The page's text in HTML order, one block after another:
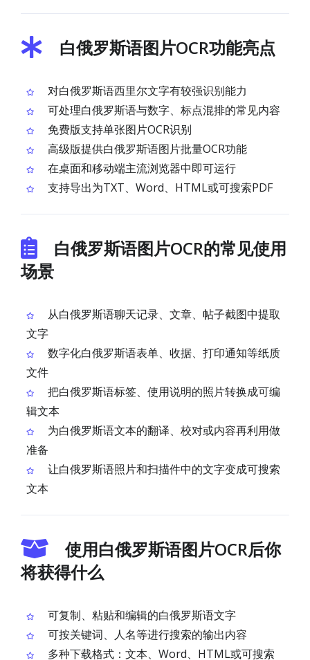
白俄罗斯语图片OCR功能亮点
对白俄罗斯语西里尔文字有较强识别能力
可处理白俄罗斯语与数字、标点混排的常见内容
免费版支持单张图片OCR识别
高级版提供白俄罗斯语图片批量OCR功能
在桌面和移动端主流浏览器中即可运行
支持导出为TXT、Word、HTML或可搜索PDF
白俄罗斯语图片OCR的常见使用
场景
从白俄罗斯语聊天记录、文章、帖子截图中提取
文字
数字化白俄罗斯语表单、收据、打印通知等纸质
文件
把白俄罗斯语标签、使用说明的照片转换成可编
辑文本
为白俄罗斯语文本的翻译、校对或内容再利用做
准备
让白俄罗斯语照片和扫描件中的文字变成可搜索
文本
使用白俄罗斯语图片OCR后你
将获得什么
可复制、粘贴和编辑的白俄罗斯语文字
可按关键词、人名等进行搜索的输出内容
多种下载格式：文本、Word、HTML或可搜索